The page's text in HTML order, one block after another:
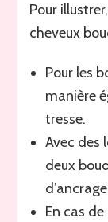
Pour
cheveux
Pour les
manière
tresse.
Avec des
deux
En cas